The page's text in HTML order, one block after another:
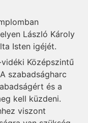
László Károly
Isten igéjét.
Középszintű
szabadságharc
és a
kell küzdeni.
viszont